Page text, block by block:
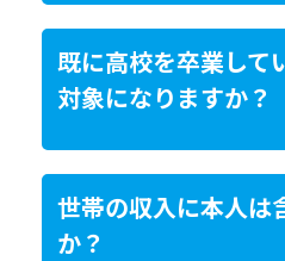
既に高校を卒業して
対象になりますか？
世帯の収入に本人は
か？